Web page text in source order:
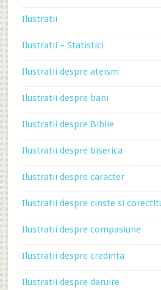
Ilustratii
Ilustratii – Statistici
Ilustratii despre ateism
Ilustratii despre bani
Ilustratii despre Biblie
Ilustratii despre biserica
Ilustratii despre caracter
Ilustratii despre cinste si
Ilustratii despre compasiune
Ilustratii despre credinta
Ilustratii despre daruire